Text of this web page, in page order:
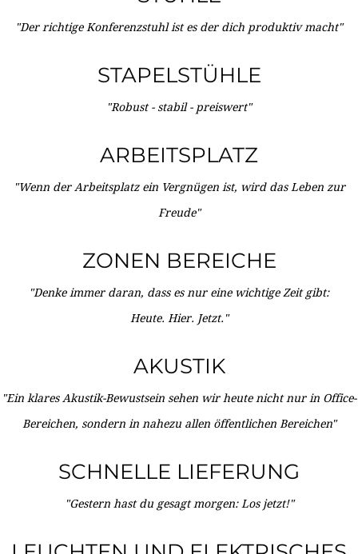
"Der richtige Konferenzstuhl ist es der dich produktiv macht"
STAPELSTÜHLE
"Robust - stabil - preiswert"
ARBEITSPLATZ
"Wenn der Arbeitsplatz ein Vergnügen ist, wird das Leben zur
Freude"
ZONEN BEREICHE
"Denke immer daran, dass es nur eine wichtige Zeit gibt:
Heute. Hier. Jetzt."
AKUSTIK
"Ein klares Akustik-Bewustsein sehen wir heute nicht nur in Office-
Bereichen, sondern in nahezu allen öffentlichen Bereichen"
SCHNELLE LIEFERUNG
"Gestern hast du gesagt morgen: Los jetzt!"